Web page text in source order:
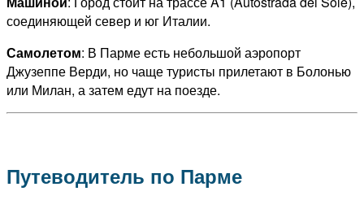
соединяющей север и юг Италии.
Самолетом: В Парме есть небольшой аэропорт
Джузеппе Верди, но чаще туристы прилетают в Болонью
или Милан, а затем едут на поезде.
Путеводитель по Парме